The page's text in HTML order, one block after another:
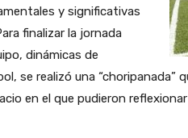
y significativas
finalizar la jornada
dinámicas de
se realizó una “choripanada”
en el que pudieron